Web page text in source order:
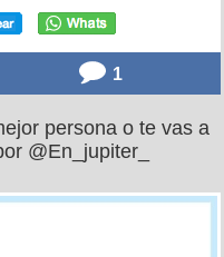
1
persona o te vas a
@En_jupiter_